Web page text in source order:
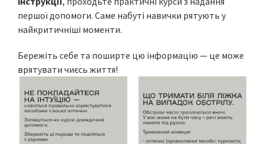
першої допомоги. Саме набуті навички рятують у
найкритичніші моменти.
Бережіть себе та поширте цю інформацію — це може
врятувати чиєсь життя!